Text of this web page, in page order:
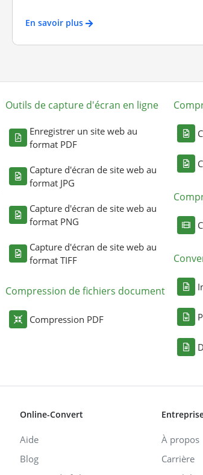
En savoir plus
Outils de capture d'écran en ligne
Enregistrer un site web au
format PDF
Capture d'écran de site web au
format JPG
Capture d'écran de site web au
format PNG
Capture d'écran de site web au
format TIFF
Compression de fichiers document
Compression PDF
Online-Convert
Aide
Blog
À propos
Carrière